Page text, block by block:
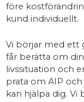
före
kund individuellt.
Vi börjar med ett
får berätta om
livssituation och
prata om AIP
kan hjälpa dig. Vi